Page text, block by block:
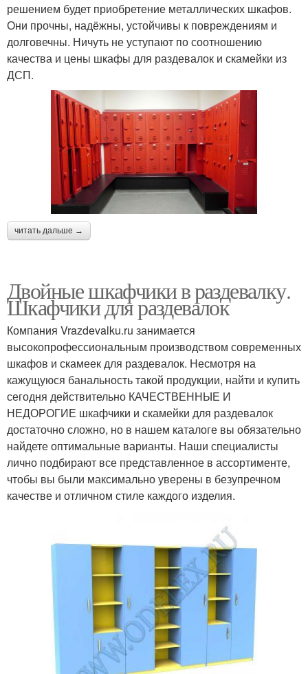
решением будет приобретение металлических шкафов.
Они прочны, надёжны, устойчивы к повреждениям и
долговечны. Ничуть не уступают по соотношению
качества и цены шкафы для раздевалок и скамейки из
ДСП.
читать дальше →
Двойные шкафчики в раздевалку.
Шкафчики для раздевалок
Компания Vrazdevalku.ru занимается
высокопрофессиональным производством современных
шкафов и скамеек для раздевалок. Несмотря на
кажущуюся банальность такой продукции, найти и купить
сегодня действительно КАЧЕСТВЕННЫЕ И
НЕДОРОГИЕ шкафчики и скамейки для раздевалок
достаточно сложно, но в нашем каталоге вы обязательно
найдете оптимальные варианты. Наши специалисты
лично подбирают все представленное в ассортименте,
чтобы вы были максимально уверены в безупречном
качестве и отличном стиле каждого изделия.